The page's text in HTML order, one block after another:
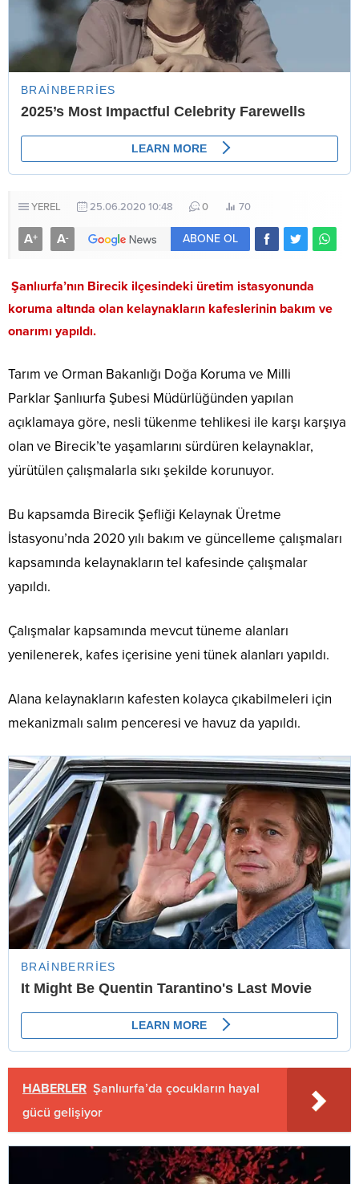
YEREL 25.06.2020 10:48 0 70
A+ A- ABONE OL
Şanlıurfa’nın Birecik ilçesindeki üretim istasyonunda
koruma altında olan kelaynakların kafeslerinin bakım ve
onarımı yapıldı.
Tarım ve Orman Bakanlığı Doğa Koruma ve Milli
Parklar Şanlıurfa Şubesi Müdürlüğünden yapılan
açıklamaya göre, nesli tükenme tehlikesi ile karşı karşıya
olan ve Birecik’te yaşamlarını sürdüren kelaynaklar,
yürütülen çalışmalarla sıkı şekilde korunuyor.
Bu kapsamda Birecik Şefliği Kelaynak Üretme
İstasyonu’nda 2020 yılı bakım ve güncelleme çalışmaları
kapsamında kelaynakların tel kafesinde çalışmalar
yapıldı.
Çalışmalar kapsamında mevcut tüneme alanları
yenilenerek, kafes içerisine yeni tünek alanları yapıldı.
Alana kelaynakların kafesten kolayca çıkabilmeleri için
mekanizmalı salım penceresi ve havuz da yapıldı.
HABERLER Şanlıurfa’da çocukların hayal
gücü gelişiyor